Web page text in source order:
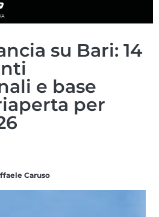
su Bari: 14
e base
per
Caruso